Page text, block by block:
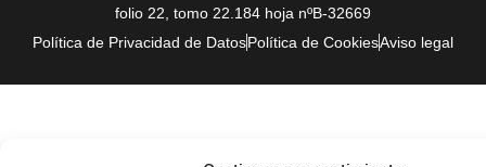
folio 22, tomo 22.184 hoja nºB-32669
Política de Privacidad de DatosPolítica de CookiesAviso legal